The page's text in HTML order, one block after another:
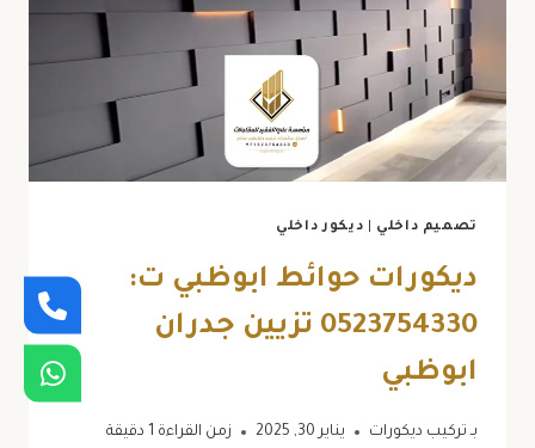
جدران
وطبلون
مخفي
أبوظبي
تصميم داخلي ديكور داخلي
ديكورات حوائط ابوظبي ت:
0523754330 تزيين جدران
ابوظبي
بـ تركيب ديكورات يناير 30, 2025 زمن القراءة دقيقة